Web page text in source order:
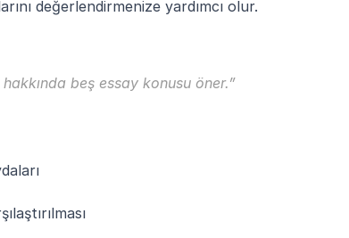
değerlendirmenize yardımcı olur.
beş essay konusu öner.”